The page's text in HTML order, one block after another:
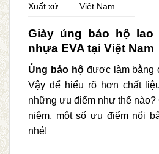
Xuất xứ Việt Nam
Giày ủng bảo hộ lao
nhựa EVA tại Việt Nam
Ủng bảo hộđược làm bằng
Vậy để hiểu rõ hơn chất
những ưu điểm như thế nào?
niệm, một số ưu điểm nổi
nhé!